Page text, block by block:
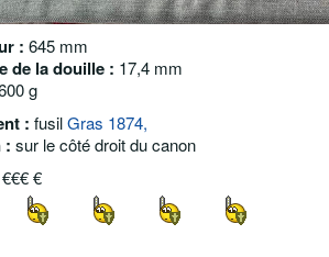
: 645 mm
de la douille : 17,4 mm
g
: fusilGras 1874,
: sur le côté droit du canon
€€€ €